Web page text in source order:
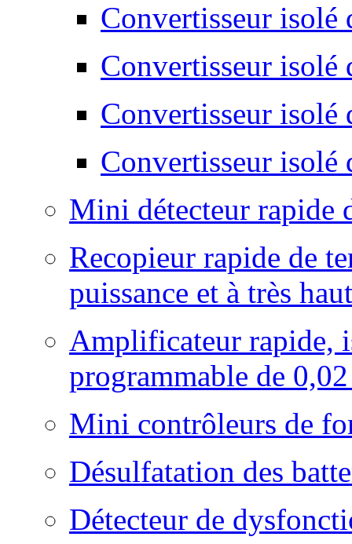
Convertisseur isolé
Convertisseur isolé
Convertisseur isolé
Convertisseur isolé
Mini détecteur rapide
Recopieur rapide de
puissance et à très
Amplificateur rapide,
programmable de
Mini contrôleurs de
Désulfatation des
Détecteur de